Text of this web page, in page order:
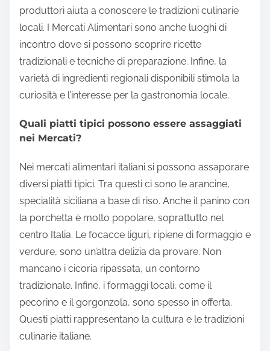
produttori aiuta a conoscere le tradizioni culinarie
locali. I Mercati Alimentari sono anche luoghi di
incontro dove si possono scoprire ricette
tradizionali e tecniche di preparazione. Infine, la
varietà di ingredienti regionali disponibili stimola la
curiosità e l’interesse per la gastronomia locale.
Quali piatti tipici possono essere assaggiati
nei Mercati?
Nei mercati alimentari italiani si possono assaporare
diversi piatti tipici. Tra questi ci sono le arancine,
specialità siciliana a base di riso. Anche il panino con
la porchetta è molto popolare, soprattutto nel
centro Italia. Le focacce liguri, ripiene di formaggio e
verdure, sono un’altra delizia da provare. Non
mancano i cicoria ripassata, un contorno
tradizionale. Infine, i formaggi locali, come il
pecorino e il gorgonzola, sono spesso in offerta.
Questi piatti rappresentano la cultura e le tradizioni
culinarie italiane.